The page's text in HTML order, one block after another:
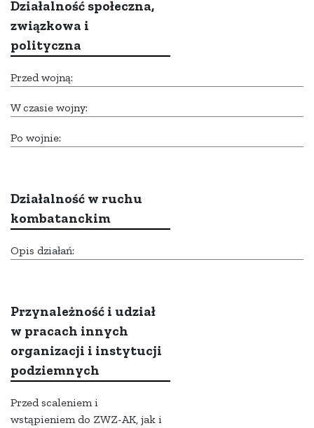
Działalność społeczna,
związkowa i
polityczna
Przed wojną:
W czasie wojny:
Po wojnie:
Działalność w ruchu
kombatanckim
Opis działań:
Przynależność i udział
w pracach innych
organizacji i instytucji
podziemnych
Przed scaleniem i
wstąpieniem do ZWZ-AK, jak i